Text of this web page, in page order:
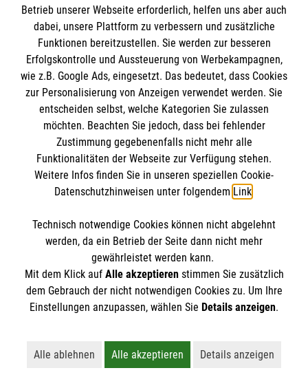
08.05.2023
Ausflug auf den Michaelsberg
Betrieb unserer Webseite erforderlich, helfen uns aber auch
dabei, unsere Plattform zu verbessern und zusätzliche
Funktionen bereitzustellen. Sie werden zur besseren
Erfolgskontrolle und Aussteuerung von Werbekampagnen,
wie z.B. Google Ads, eingesetzt. Das bedeutet, dass Cookies
zur Personalisierung von Anzeigen verwendet werden. Sie
entscheiden selbst, welche Kategorien Sie zulassen
möchten. Beachten Sie jedoch, dass bei fehlender
Zustimmung gegebenenfalls nicht mehr alle
Funktionalitäten der Webseite zur Verfügung stehen.
Weitere Infos finden Sie in unseren speziellen Cookie-
Datenschutzhinweisen unter folgendem Link.
Technisch notwendige Cookies können nicht abgelehnt
werden, da ein Betrieb der Seite dann nicht mehr
gewährleistet werden kann.
Mit dem Klick auf Alle akzeptierenstimmen Sie zusätzlich
dem Gebrauch der nicht notwendigen Cookies zu. Um Ihre
Einstellungen anzupassen, wählen Sie Details anzeigen.
Alle ablehnen
Lehnt alle nicht-essentiellen Cookies ab
Alle akzeptieren
Akzeptiert alle Cookies
Details anzeigen